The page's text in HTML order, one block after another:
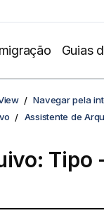
Guias
Navegar pela
Assistente de
Tipo